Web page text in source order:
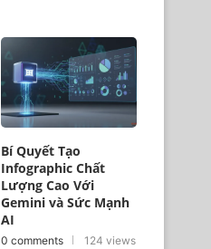
Bí Quyết Tạo
Infographic Chất
Lượng Cao Với
Gemini và Sức Mạnh
AI
0 comments 124 views